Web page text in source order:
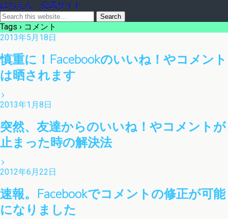
はちえん。公式サイト
Tags › コメント
2013年5月18日
慎重に！Facebookのいいね！やコメント
は晒されます
2013年1月8日
突然、友達からのいいね！やコメントが
止まった時の解決法
2012年6月22日
速報。Facebookでコメントの修正が可能
になりました